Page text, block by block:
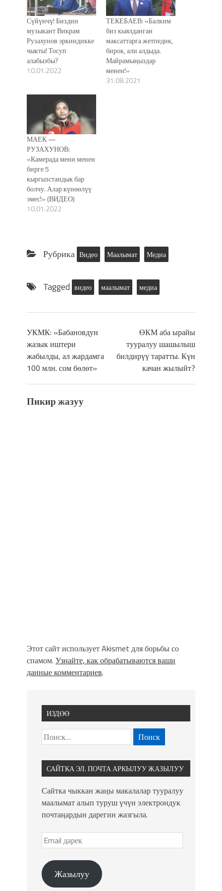
Сүйүнчү! Биздин
музыкант Викрам
Рузахунов эркиндикке
чыкты! Тосуп
алабызбы?
10.01.2022
ТЕКЕБАЕВ: «Балким
биз кыялданган
максаттарга жетпедик,
бирок, али алдыда.
Майрамыңыздар
менен!»
31.08.2021
МАЕК —
РУЗАХУНОВ:
«Камерада мени менен
бирге 5
кыргызстандык бар
болчу. Алар күнөөлүү
эмес!» (ВИДЕО)
10.01.2022
Рубрика Видео Маалымат Медиа
Tagged видео маалымат медиа
УКМК: «Бабановдун
жазык иштери
жабылды, ал жардамга
100 млн. сом бөлөт»
ӨКМ аба ырайы
тууралуу шашылыш
билдирүү таратты. Күн
качан жылыйт?
Пикир жазуу
Этот сайт использует Akismet для борьбы со
спамом. Узнайте, как обрабатываются ваши
данные комментариев.
ИЗДӨӨ
САЙТКА ЭЛ. ПОЧТА АРКЫЛУУ ЖАЗЫЛУУ
Сайтка чыккан жаңы макалалар тууралуу
маалымат алып туруш үчүн электрондук
почтаңардын дарегин жазгыла.
Жазылуу